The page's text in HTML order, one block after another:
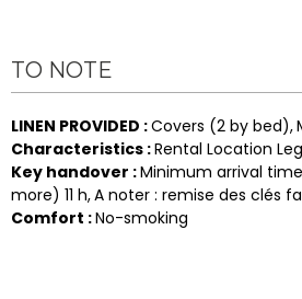
TO NOTE
LINEN PROVIDED :Covers (2 by bed)
Characteristics :Rental Location
Key handover :Minimum arrival
more) 11 h A noter : remise des clés
Comfort :No-smoking